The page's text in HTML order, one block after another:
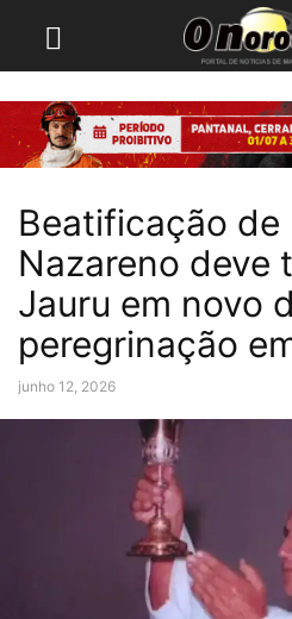
Beatificação de
Nazareno deve
Jauru em novo
peregrinação
junho 12, 2026